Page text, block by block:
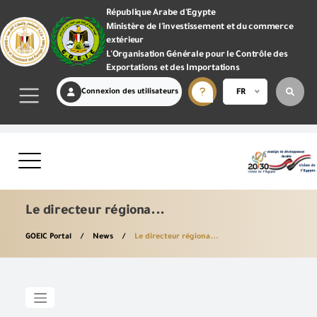
République Arabe d'Egypte
Ministère de l'investissement et du commerce
extérieur
L'Organisation Générale pour le Contrôle des
Exportations et des Importations
Connexion des utilisateurs FR
Le directeur régiona...
GOEIC Portal News Le directeur régiona...